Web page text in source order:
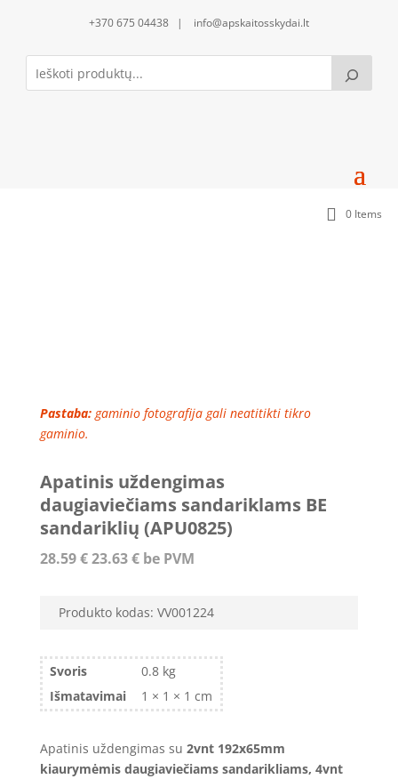
+370 675 04438 | info@apskaitosskydai.lt
0 Items
Pastaba:gaminio fotografija gali neatitikti tikro
gaminio.
Apatinis uždengimas
daugiaviečiams sandariklams BE
sandariklių (APU0825)
28.59€23.63€be PVM
Produkto kodas: VV001224
Svoris
0.8 kg
Išmatavimai
1 × 1 × 1 cm
Apatinis uždengimas su 2vnt 192x65mm
kiaurymėmis daugiaviečiams sandarikliams, 4vnt